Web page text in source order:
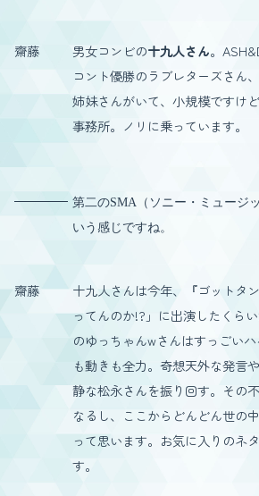
齋藤 男女コンビの十九人さん。
コント優勝のラブレターズさん
姉妹さんがいて、小規模ですけ
事務所。ノリに乗っています。
第二のSMA（ソニー・ミュージ
いう感じですね。
齋藤
十九人さんは今年、『ゴットタ
ってんのか!?」に出演したくら
のゆっちゃんwさんはすっごい
も動きも全力。奇想天外な発言
静な松永さんを振り回す。その
なるし、ここからどんどん世の
って思います。お気に入りのネ
す。